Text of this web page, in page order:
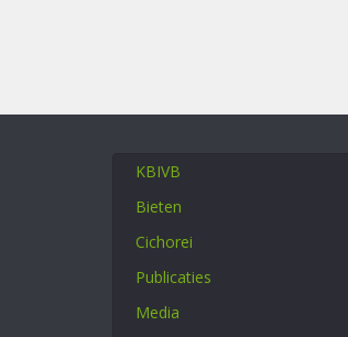
KBIVB
Bieten
Cichorei
Publicaties
Media